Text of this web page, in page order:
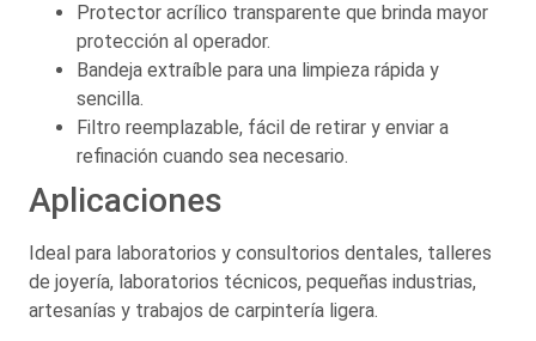
Protector acrílico transparente que brinda mayor
protección al operador.
Bandeja extraíble para una limpieza rápida y
sencilla.
Filtro reemplazable, fácil de retirar y enviar a
refinación cuando sea necesario.
Aplicaciones
Ideal para laboratorios y consultorios dentales, talleres
de joyería, laboratorios técnicos, pequeñas industrias,
artesanías y trabajos de carpintería ligera.